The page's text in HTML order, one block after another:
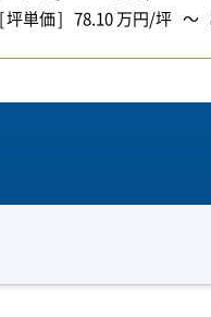
坪単価 78.10 万円/坪